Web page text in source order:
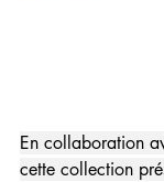
En collaboration
cette collection